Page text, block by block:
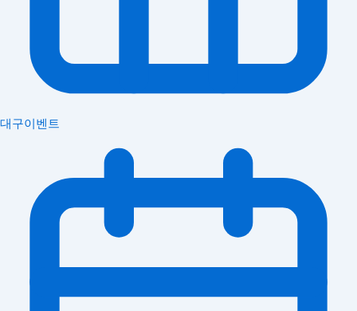
대구이벤트